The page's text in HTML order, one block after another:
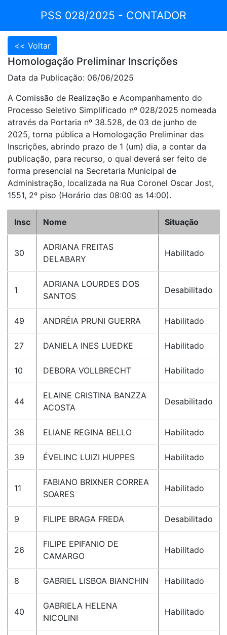
PSS 028/2025 - CONTADOR
Homologação Preliminar Inscrições
Data da Publicação: 06/06/2025
A Comissão de Realização e Acompanhamento do
Processo Seletivo Simplificado nº 028/2025 nomeada
através da Portaria nº 38.528, de 03 de junho de
2025, torna pública a Homologação Preliminar das
Inscrições, abrindo prazo de 1 (um) dia, a contar da
publicação, para recurso, o qual deverá ser feito de
forma presencial na Secretaria Municipal de
Administração, localizada na Rua Coronel Oscar Jost,
1551, 2º piso (Horário das 08:00 as 14:00).
Insc Nome Situação
30
ADRIANA FREITAS
DELABARY
Habilitado
1
ADRIANA LOURDES DOS
SANTOS
Desabilitado
49 ANDRÉIA PRUNI GUERRA Habilitado
27 DANIELA INES LUEDKE Habilitado
10 DEBORA VOLLBRECHT Habilitado
44
ELAINE CRISTINA BANZZA
ACOSTA
Desabilitado
38 ELIANE REGINA BELLO Habilitado
39 ÉVELINC LUIZI HUPPES Habilitado
11
FABIANO BRIXNER CORREA
SOARES
Habilitado
9 FILIPE BRAGA FREDA Desabilitado
26
FILIPE EPIFANIO DE
CAMARGO
Habilitado
8 GABRIEL LISBOA BIANCHIN Habilitado
40
GABRIELA HELENA
NICOLINI
Habilitado